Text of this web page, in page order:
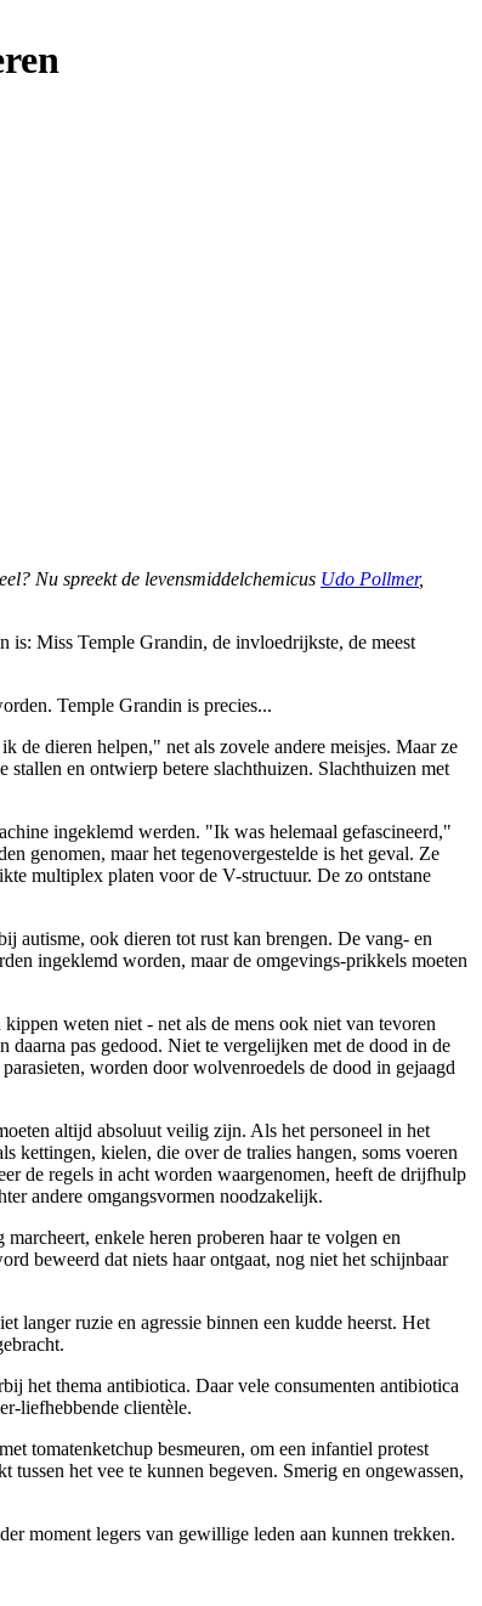
Nu spreekt de levensmiddelchemicus Udo Pollmer,
is: Miss Temple Grandin, de invloedrijkste, de meest
Temple Grandin is precies...
dieren helpen," net als zovele andere meisjes. Maar ze
en ontwierp betere slachthuizen. Slachthuizen met
ingeklemd werden. "Ik was helemaal gefascineerd,"
genomen, maar het tegenovergestelde is het geval. Ze
multiplex platen voor de V-structuur. De zo ontstane
autisme, ook dieren tot rust kan brengen. De vang- en
ingeklemd worden, maar de omgevings-prikkels moeten
weten niet - net als de mens ook niet van tevoren
pas gedood. Niet te vergelijken met de dood in de
worden door wolvenroedels de dood in gejaagd
altijd absoluut veilig zijn. Als het personeel in het
kettingen, kielen, die over de tralies hangen, soms voeren
de regels in acht worden waargenomen, heeft de drijfhulp
andere omgangsvormen noodzakelijk.
enkele heren proberen haar te volgen en
beweerd dat niets haar ontgaat, nog niet het schijnbaar
langer ruzie en agressie binnen een kudde heerst. Het
het thema antibiotica. Daar vele consumenten antibiotica
liefhebbende clientèle.
tomatenketchup besmeuren, om een infantiel protest
het vee te kunnen begeven. Smerig en ongewassen,
moment legers van gewillige leden aan kunnen trekken.